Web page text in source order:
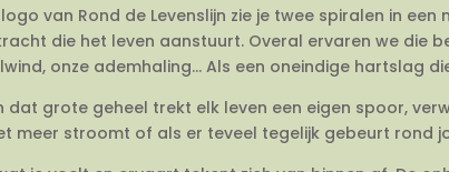
van Rond de Levenslijn zie je twee spiralen in
die het leven aanstuurt. Overal ervaren we die
onze ademhaling… Als een oneindige hartslag
dat grote geheel trekt elk leven een eigen spoor,
meer stroomt of als er teveel tegelijk gebeurt rond